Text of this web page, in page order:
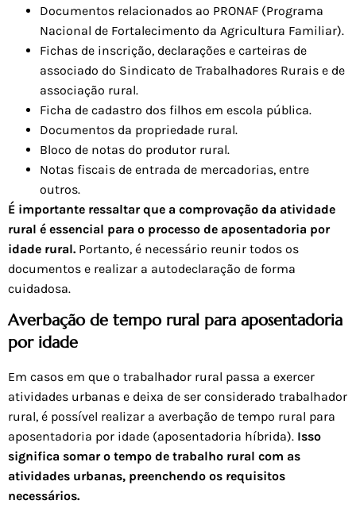
Documentos relacionados ao PRONAF (Programa
Nacional de Fortalecimento da Agricultura Familiar).
Fichas de inscrição, declarações e carteiras de
associado do Sindicato de Trabalhadores Rurais e de
associação rural.
Ficha de cadastro dos filhos em escola pública.
Documentos da propriedade rural.
Bloco de notas do produtor rural.
Notas fiscais de entrada de mercadorias, entre
outros.
É importante ressaltar que a comprovação da atividade
rural é essencial para o processo de aposentadoria por
idade rural. Portanto, é necessário reunir todos os
documentos e realizar a autodeclaração de forma
cuidadosa.
Averbação de tempo rural para aposentadoria
por idade
Em casos em que o trabalhador rural passa a exercer
atividades urbanas e deixa de ser considerado trabalhador
rural, é possível realizar a averbação de tempo rural para
aposentadoria por idade (aposentadoria híbrida). Isso
significa somar o tempo de trabalho rural com as
atividades urbanas, preenchendo os requisitos
necessários.